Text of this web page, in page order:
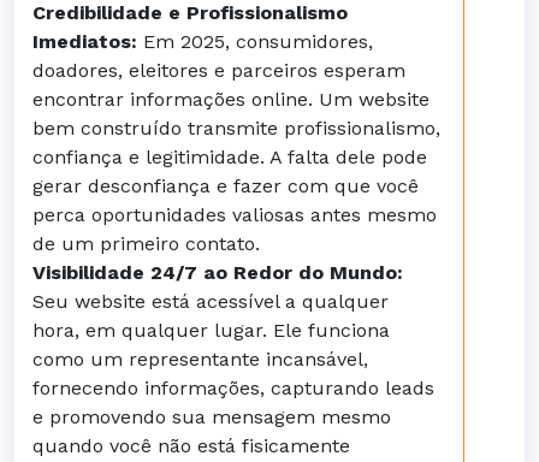
Credibilidade e Profissionalismo
Imediatos: Em 2025, consumidores,
doadores, eleitores e parceiros esperam
encontrar informações online. Um website
bem construído transmite profissionalismo,
confiança e legitimidade. A falta dele pode
gerar desconfiança e fazer com que você
perca oportunidades valiosas antes mesmo
de um primeiro contato.
Visibilidade 24/7 ao Redor do Mundo:
Seu website está acessível a qualquer
hora, em qualquer lugar. Ele funciona
como um representante incansável,
fornecendo informações, capturando leads
e promovendo sua mensagem mesmo
quando você não está fisicamente